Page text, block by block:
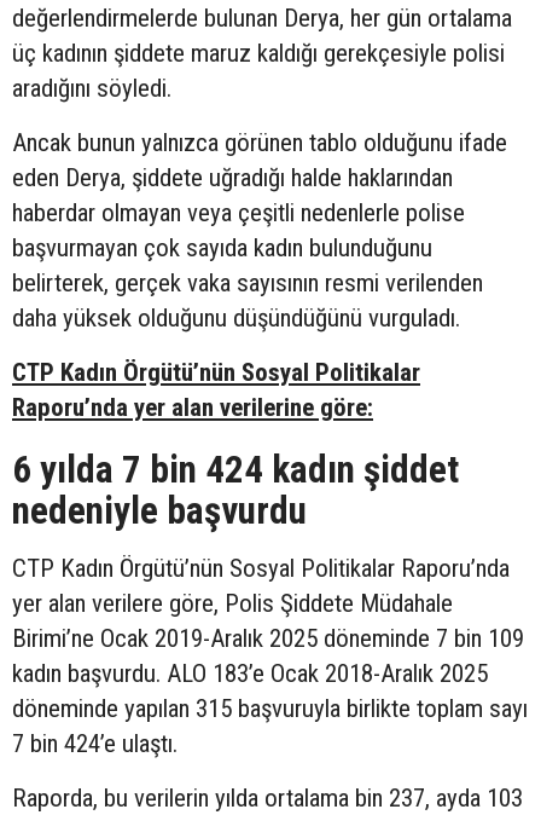
değerlendirmelerde bulunan Derya, her gün ortalama
üç kadının şiddete maruz kaldığı gerekçesiyle polisi
aradığını söyledi.
Ancak bunun yalnızca görünen tablo olduğunu ifade
eden Derya, şiddete uğradığı halde haklarından
haberdar olmayan veya çeşitli nedenlerle polise
başvurmayan çok sayıda kadın bulunduğunu
belirterek, gerçek vaka sayısının resmi verilenden
daha yüksek olduğunu düşündüğünü vurguladı.
CTP Kadın Örgütü’nün Sosyal Politikalar
Raporu’nda yer alan verilerine göre:
6 yılda 7 bin 424 kadın şiddet
nedeniyle başvurdu
CTP Kadın Örgütü’nün Sosyal Politikalar Raporu’nda
yer alan verilere göre, Polis Şiddete Müdahale
Birimi’ne Ocak 2019-Aralık 2025 döneminde 7 bin 109
kadın başvurdu. ALO 183’e Ocak 2018-Aralık 2025
döneminde yapılan 315 başvuruyla birlikte toplam sayı
7 bin 424’e ulaştı.
Raporda, bu verilerin yılda ortalama bin 237, ayda 103